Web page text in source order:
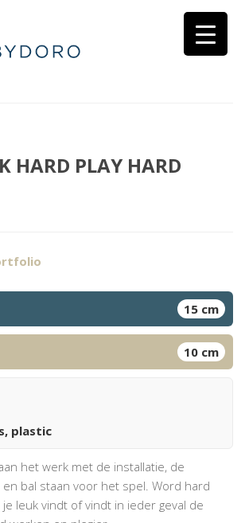
HARD PLAY HARD
15 cm
10 cm
plastic
het werk met de installatie, de
bal staan voor het spel. Word hard
leuk vindt of vindt in ieder geval de